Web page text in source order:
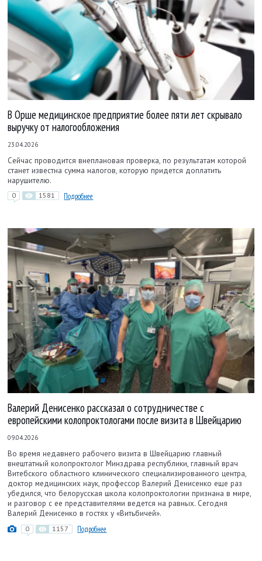
В Орше медицинское предприятие более пяти лет скрывало
выручку от налогообложения
23.04.2026
Сейчас проводится внеплановая проверка, по результатам которой
станет известна сумма налогов, которую придется доплатить
нарушителю.
0 1581 Подробнее
Валерий Денисенко рассказал о сотрудничестве с
европейскими колопроктологами после визита в Швейцарию
09.04.2026
Во время недавнего рабочего визита в Швейцарию главный
внештатный колопроктолог Минздрава республики, главный врач
Витебского областного клинического специализированного центра,
доктор медицинских наук, профессор Валерий Денисенко еще раз
убедился, что белорусская школа колопроктологии признана в мире,
и разговор с ее представителями ведется на равных. Сегодня
Валерий Денисенко в гостях у «Витьбичей».
0 1157 Подробнее